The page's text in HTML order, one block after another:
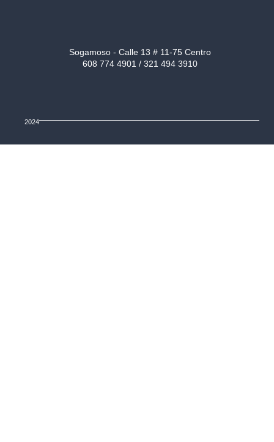
Sogamoso - Calle 13 # 11-75 Centro
608 774 4901 / 321 494 3910
2024